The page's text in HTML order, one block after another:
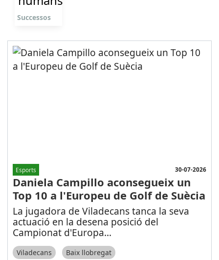
Successos
Esports 30-07-2026
Daniela Campillo aconsegueix un
Top 10 a l'Europeu de Golf de Suècia
La jugadora de Viladecans tanca la seva
actuació en la desena posició del
Campionat d'Europa...
Viladecans Baix llobregat